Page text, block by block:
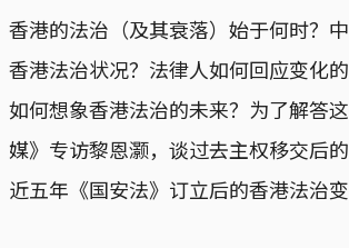
香港的法治（及其衰落）始于何时？
香港法治状况？法律人如何回应变化
如何想象香港法治的未来？为了解答
媒》专访黎恩灏，谈过去主权移交后
近五年《国安法》订立后的香港法治变